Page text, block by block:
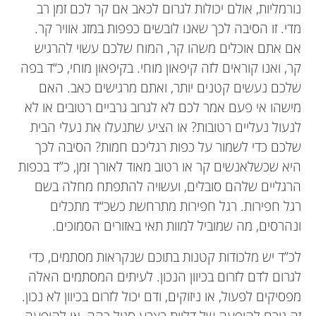
נורמליות, אולם יכולות לגרום לכאב אם קר לכם זמן רב
מדי. זו הסיבה לכך שאנו לובשים כפפות במזג אוויר קר.
אם אתם אוכלים משהו קר, המוח שלכם עשוי להרגיש
קר, ואנו קוראים לזה קיפאון מוחי. בקיפאון מוחי, כ“ד בפה
שלכם נעשים קטנים יותר, ואתם מרגישים כאב. האם
מישהו אי פעם אמר לכם לא לגרוב גרביים רטובים או לא
לנעול נעליים רטובות? או הציע שתנעלו את נעלי הבית
שלכם כדי לשמור על כפות רגליכם חמות? הסיבה לכך
היא שכשלאנשים קר או רטוב מאוד לאורך זמן, כ”ד בכפות
הרגליים שלהם סובלים, ועשויה להתפתח מחלה בשם
רגל חפירות. רגל חפירות מתרחשת כשכ“ד מתכלים
ונהרסים, מה שמוביל למוות תאי באזורים הסמוכים.
לכ”ד יש מלכודות קטנות בתוכם שנקראות מסתמים, כדי
לגרום לדם לזרום בכיוון הנכון. לעיתים המסתמים האלה
מפסיקים לפעול, או ניזוקים, ודם יכול לזרום בכיוון לא נכון.